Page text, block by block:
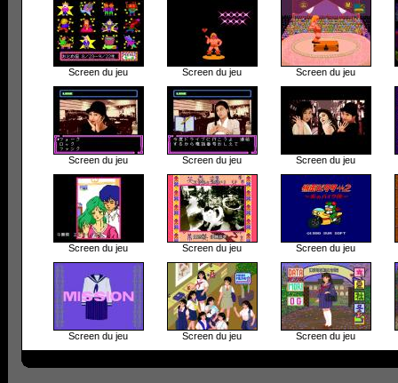
Screen du jeu Screen du jeu Screen du jeu
Screen du jeu Screen du jeu Screen du jeu
Screen du jeu Screen du jeu Screen du jeu
Screen du jeu Screen du jeu Screen du jeu